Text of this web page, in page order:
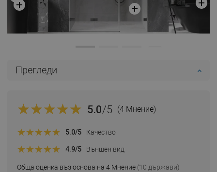
Прегледи
5.0/5 (4 Мнение)
Обща оценка въз основа на 4 Мнение (10 държави)
5.0/5 Качество
4.9/5 Външен вид